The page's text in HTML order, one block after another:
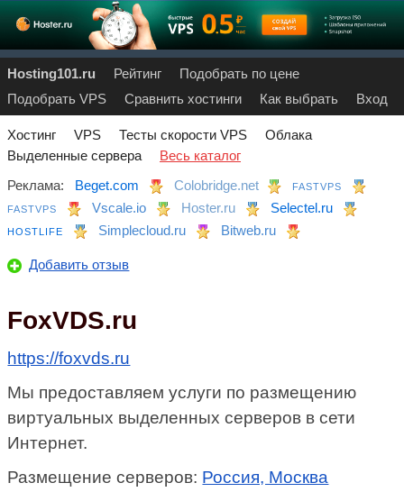
Hosting101.ru Рейтинг
Подобрать по цене
Подобрать VPS
Сравнить хостинги Как выбрать Вход
Хостинг VPS Тесты скорости VPS
Облака
Выделенные сервера
Весь каталог
Реклама:
Beget.com Colobridge.net FASTVPS
FASTVPS Vscale.io Hoster.ru Selectel.ru
HOSTLIFE Simplecloud.ru Bitweb.ru
Добавить отзыв
FoxVDS.ru
https://foxvds.ru
Мы предоставляем услуги по размещению
виртуальных выделенных серверов в сети
Интернет.
Размещение серверов: Россия, Москва